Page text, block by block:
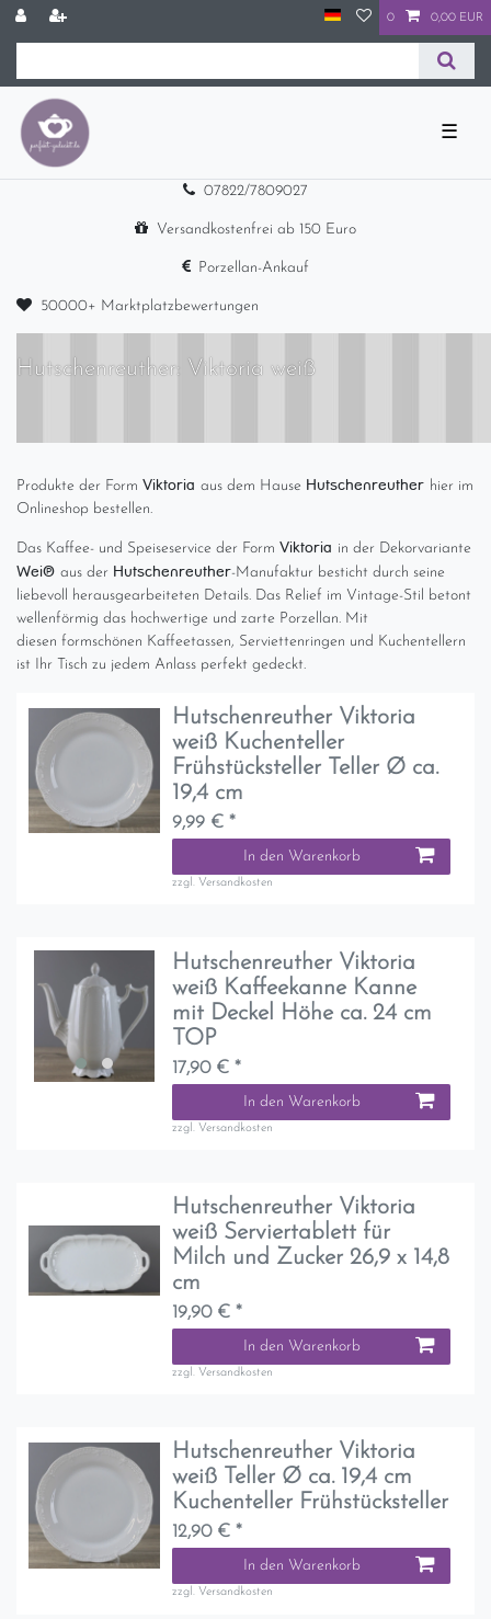
0 0,00 EUR
☰
07822/7809027
Versandkostenfrei ab 150 Euro
Porzellan-Ankauf
50000+ Marktplatzbewertungen
Hutschenreuther: Viktoria weiß
Produkte der Form Viktoria aus dem Hause Hutschenreuther hier im
Onlineshop bestellen.
Das Kaffee- und Speiseservice der Form Viktoria in der Dekorvariante
Weiß aus der Hutschenreuther-Manufaktur besticht durch seine
liebevoll herausgearbeiteten Details. Das Relief im Vintage-Stil betont
wellenförmig das hochwertige und zarte Porzellan. Mit
diesen formschönen Kaffeetassen, Serviettenringen und Kuchentellern
ist Ihr Tisch zu jedem Anlass perfekt gedeckt.
Hutschenreuther Viktoria
weiß Kuchenteller
Frühstücksteller Teller Ø ca.
19,4 cm
9,99 € *
In den Warenkorb
zzgl. Versandkosten
Hutschenreuther Viktoria
weiß Kaffeekanne Kanne
mit Deckel Höhe ca. 24 cm
TOP
17,90 € *
In den Warenkorb
zzgl. Versandkosten
Hutschenreuther Viktoria
weiß Serviertablett für
Milch und Zucker 26,9 x 14,8
cm
19,90 € *
In den Warenkorb
zzgl. Versandkosten
Hutschenreuther Viktoria
weiß Teller Ø ca. 19,4 cm
Kuchenteller Frühstücksteller
12,90 € *
In den Warenkorb
zzgl. Versandkosten